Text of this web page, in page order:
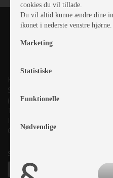
Kronjyllands Camping Center A/S
Suderholmen 10, 8960 Randers
(Lige ud til Grenåvej)
Tlf. +45 87 10 98 70
Info@as-kcc.dk
CVR: 33 38 77 33
Samtykke til nyhedsbrev
cookies du vil tillade.
Du vil altid kunne ændre dine
ikonet i nederste venstre hjørne.
Marketing
Statistiske
Funktionelle
Nødvendige